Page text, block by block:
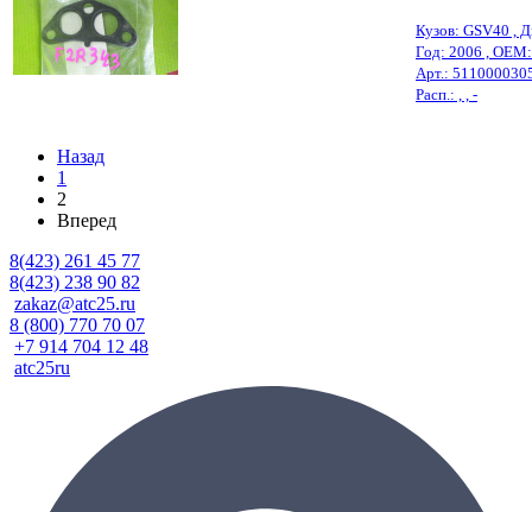
Кузов: GSV40 ,
Год: 2006 ,
Арт.:
Расп.: , , -
Назад
1
2
Вперед
8(423) 261 45 77
8(423) 238 90 82
zakaz@atc25.ru
8 (800) 770 70 07
+7 914 704 12 48
atc25ru